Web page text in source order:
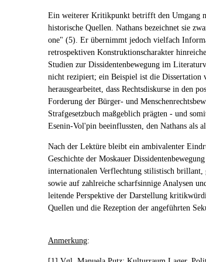
Ein weiterer Kritikpunkt betrifft den Umgang
historische Quellen. Nathans bezeichnet sie
one" (5). Er übernimmt jedoch vielfach
retrospektiven Konstruktionscharakter
Studien zur Dissidentenbewegung im
nicht rezipiert; ein Beispiel ist die Dissertation
herausgearbeitet, dass Rechtsdiskurse in den
Forderung der Bürger- und
Strafgesetzbuch maßgeblich prägten - und
Esenin-Vol'pin beeinflussten, den Nathans als
Nach der Lektüre bleibt ein ambivalenter
Geschichte der Moskauer
internationalen Verflechtung stilistisch brillant,
sowie auf zahlreiche scharfsinnige Analysen
leitende Perspektive der Darstellung
Quellen und die Rezeption der angeführten
Anmerkung: